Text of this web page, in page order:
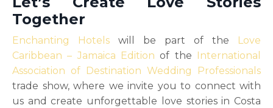
Together
Enchanting Hotels will be part of the
Love
Caribbean – Jamaica Edition of the
International
Association of Destination Wedding Professionals
trade show, where we invite you to connect with
us and create unforgettable love stories in Costa